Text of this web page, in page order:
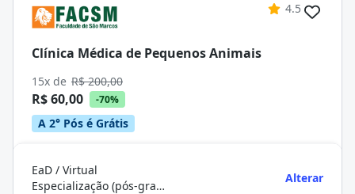
4.5
Clínica Médica de Pequenos Animais
15x de R$ 200,00
R$ 60,00 -70%
A 2° Pós é Grátis
EaD / Virtual
Especialização (pós-graduação)
Alterar